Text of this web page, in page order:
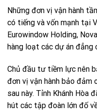
Những đơn vị vận hành
có tiếng và vốn mạnh tại
Eurowindow Holding,
hàng loạt các dự án đẳng
Chủ đầu tư tiềm lực nên
đơn vị vận hành bảo đảm
sau này. Tỉnh Khánh Hòa
hút các tập đoàn lớn đố